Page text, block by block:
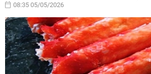
08:35 05/05/2026